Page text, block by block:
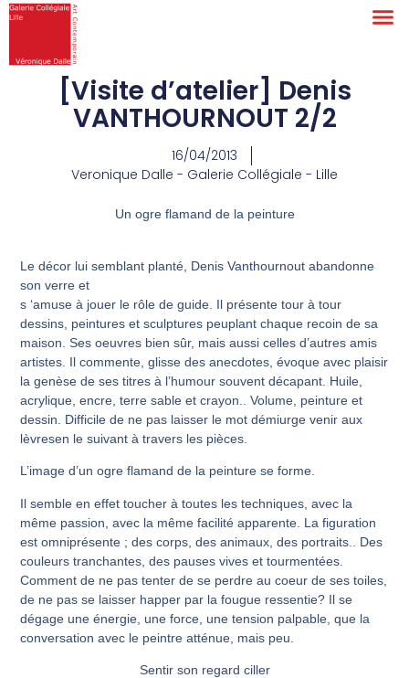
[Visite d’atelier] Denis
VANTHOURNOUT 2/2
16/04/2013
Veronique Dalle - Galerie Collégiale - Lille
Un ogre flamand de la peinture
Le décor lui semblant planté, Denis Vanthournout abandonne
son verre et
s ‘amuse à jouer le rôle de guide. Il présente tour à tour
dessins, peintures et sculptures peuplant chaque recoin de sa
maison. Ses oeuvres bien sûr, mais aussi celles d’autres amis
artistes. Il commente, glisse des anecdotes, évoque avec plaisir
la genèse de ses titres à l’humour souvent décapant. Huile,
acrylique, encre, terre sable et crayon.. Volume, peinture et
dessin. Difficile de ne pas laisser le mot démiurge venir aux
lèvresen le suivant à travers les pièces.
L’image d’un ogre flamand de la peinture se forme.
Il semble en effet toucher à toutes les techniques, avec la
même passion, avec la même facilité apparente. La figuration
est omniprésente ; des corps, des animaux, des portraits.. Des
couleurs tranchantes, des pauses vives et tourmentées.
Comment de ne pas tenter de se perdre au coeur de ses toiles,
de ne pas se laisser happer par la fougue ressentie? Il se
dégage une énergie, une force, une tension palpable, que la
conversation avec le peintre atténue, mais peu.
Sentir son regard ciller